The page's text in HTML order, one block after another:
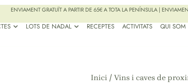
ENVIAMENT GRATUÏT A PARTIR DE 65€ A TOTA LA PENÍNSULA |
LOTS DE NADAL RECEPTES ACTIVITATS QUI SOM
Inici / Vins i caves de